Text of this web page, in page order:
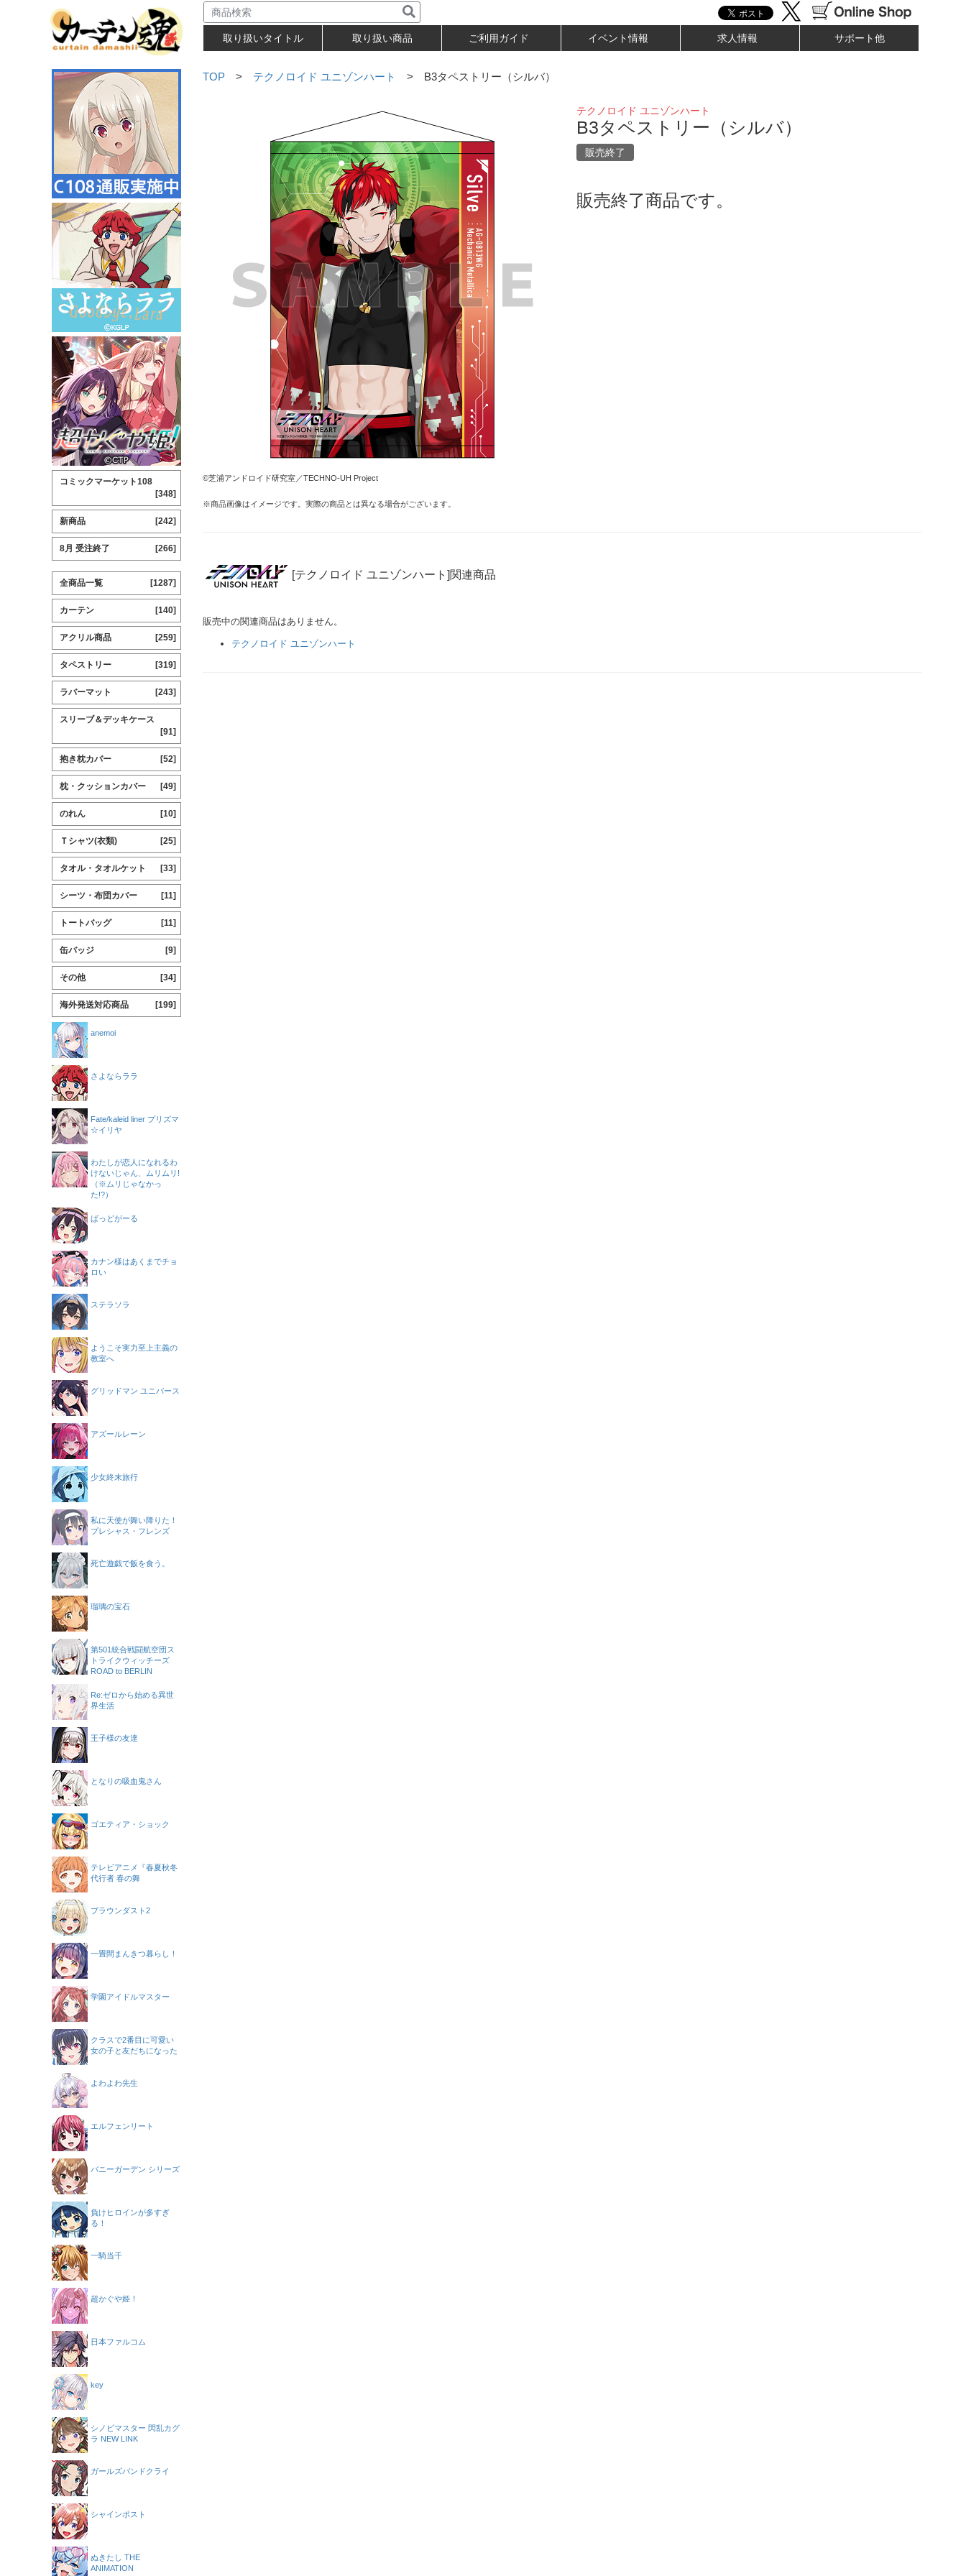
取り扱いタイトル 取り扱い商品 ご利用ガイド イベント情報 求人情報 サポート他
TOP > テクノロイド ユニゾンハート > B3タペストリー（シルバ）
©芝浦アンドロイド研究室／TECHNO-UH Project
※商品画像はイメージです。実際の商品とは異なる場合がございます。
テクノロイド ユニゾンハート
B3タペストリー（シルバ）
販売終了
販売終了商品です。
[テクノロイド ユニゾンハート]関連商品
販売中の関連商品はありません。
テクノロイド ユニゾンハート
コミックマーケット108
[348]
新商品 [242]
8月 受注終了 [266]
全商品一覧 [1287]
カーテン [140]
アクリル商品 [259]
タペストリー [319]
ラバーマット [243]
スリーブ＆デッキケース
[91]
抱き枕カバー [52]
枕・クッションカバー [49]
のれん [10]
Ｔシャツ(衣類) [25]
タオル・タオルケット [33]
シーツ・布団カバー [11]
トートバッグ [11]
缶バッジ [9]
その他 [34]
海外発送対応商品 [199]
anemoi
さよならララ
Fate/kaleid liner プリズマ
☆イリヤ
わたしが恋人になれるわ
けないじゃん、ムリムリ!
（※ムリじゃなかっ
た!?）
ばっどがーる
カナン様はあくまでチョ
ロい
ステラソラ
ようこそ実力至上主義の
教室へ
グリッドマン ユニバース
アズールレーン
少女終末旅行
私に天使が舞い降りた！
プレシャス・フレンズ
死亡遊戯で飯を食う。
瑠璃の宝石
第501統合戦闘航空団ス
トライクウィッチーズ
ROAD to BERLIN
Re:ゼロから始める異世
界生活
王子様の友達
となりの吸血鬼さん
ゴエティア・ショック
テレビアニメ『春夏秋冬
代行者 春の舞
ブラウンダスト2
一畳間まんきつ暮らし！
学園アイドルマスター
クラスで2番目に可愛い
女の子と友だちになった
よわよわ先生
エルフェンリート
バニーガーデン シリーズ
負けヒロインが多すぎ
る！
一騎当千
超かぐや姫！
日本ファルコム
key
シノビマスター 閃乱カグ
ラ NEW LINK
ガールズバンドクライ
シャインポスト
ぬきたし THE
ANIMATION